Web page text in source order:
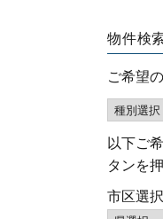
物件検
ご希望
以下ご
タンを
市区選択